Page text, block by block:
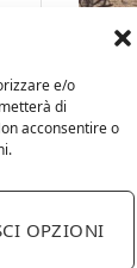
e/o
di
acconsentire o
OPZIONI